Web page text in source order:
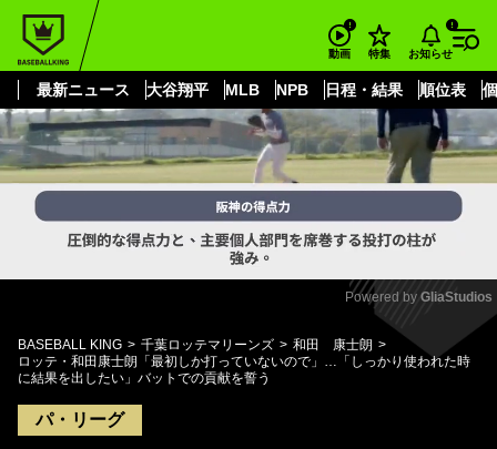
動画 特集 お知らせ
最新ニュース 大谷翔平 MLB NPB 日程・結果 順位表
もっと見る
Mute
Powered by GliaStudios
BASEBALL KING 千葉ロッテマリーンズ
和田 康士朗
ロッテ・和田康士朗「最初しか打っていないので」…「しっかり使われた時
に結果を出したい」バットでの貢献を誓う
パ・リーグ